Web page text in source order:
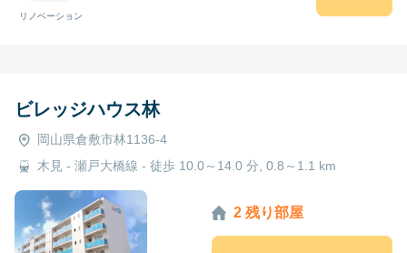
リノベーション
ビレッジハウス林
岡山県倉敷市林1136-4
木見 - 瀬戸大橋線 - 徒歩 10.0～14.0 分, 0.8～1.1 km
2 残り部屋